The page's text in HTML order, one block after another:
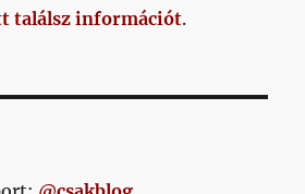
találsz információt.